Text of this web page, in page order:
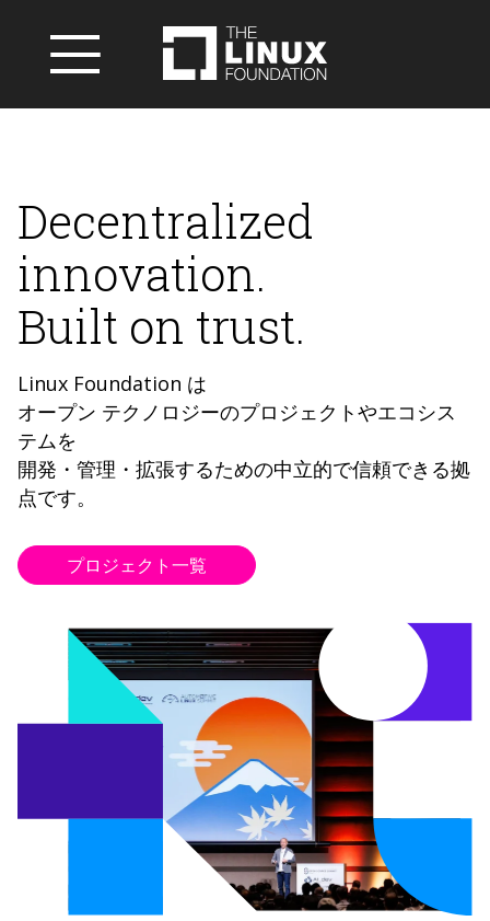
Decentralized
innovation.
Built on trust.
Linux Foundation は
オープン テクノロジーのプロジェクトやエコシス
テムを
開発・管理・拡張するための中立的で信頼できる拠
点です。
プロジェクト一覧